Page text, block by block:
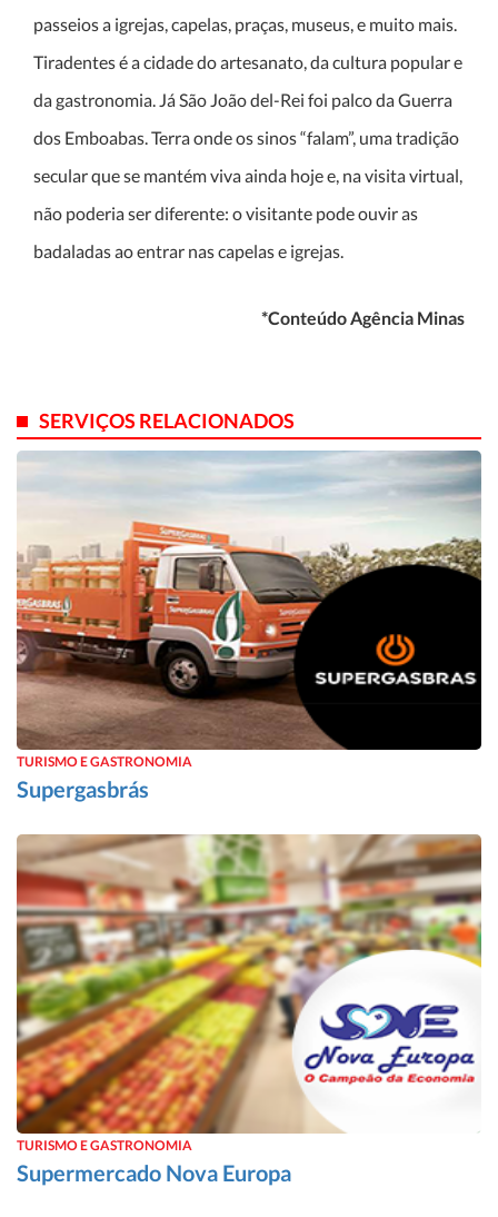
passeios a igrejas, capelas, praças, museus, e muito mais.
Tiradentes é a cidade do artesanato, da cultura popular e
da gastronomia. Já São João del-Rei foi palco da Guerra
dos Emboabas. Terra onde os sinos “falam”, uma tradição
secular que se mantém viva ainda hoje e, na visita virtual,
não poderia ser diferente: o visitante pode ouvir as
badaladas ao entrar nas capelas e igrejas.
*Conteúdo Agência Minas
SERVIÇOS RELACIONADOS
TURISMO E GASTRONOMIA
Supergasbrás
TURISMO E GASTRONOMIA
Supermercado Nova Europa